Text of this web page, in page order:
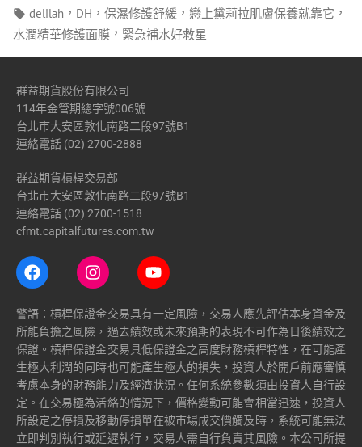
delilah ， DH ， 保濕修護舒緩 ， 戀上黛莉拉肌膚保養就靠它 ，
水潤精華修護面膜 ， 緊急補水好救星
群益期貨股份有限公司
114年金管期總字號006號
台北市大安區敦化南路二段97號B1
連絡電話 (02) 2700-2888
群益期貨槓桿交易部
台北市大安區敦化南路二段97號B1
連絡電話 (02) 2700-1518
cfmt.capitalfutures.com.tw
警語：槓桿保證金交易具有一定風險，交易人應先評估本身資金及
所能負擔之風險，過去績效或未來預期的表現不可作為日後績效之
保證。槓桿保證金交易具低保證金之高度財務槓桿特性，在可能產
生極大利潤的同時也可能產生極大的損失，投資人於開戶前應審慎
考慮本身的財務能力及經濟狀況。任何系統參數須由投資人自行設
定。在交易極為活絡的情況下，價格變動可能會相當迅速，投資人
所設定之停損及移動停損單在被市場成交價觸及時，系統可能無法
立即判別執行或延遲執行，交易人需自行負責其風險。本公司所提